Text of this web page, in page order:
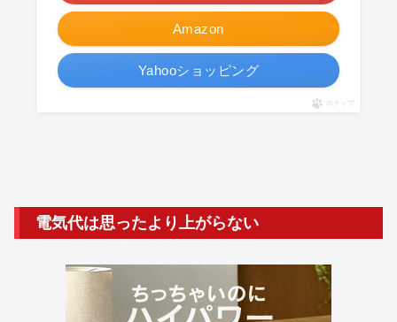
Amazon
Yahooショッピング
ポチップ
電気代は思ったより上がらない